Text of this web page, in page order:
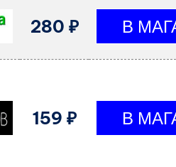
280 ₽
159 ₽